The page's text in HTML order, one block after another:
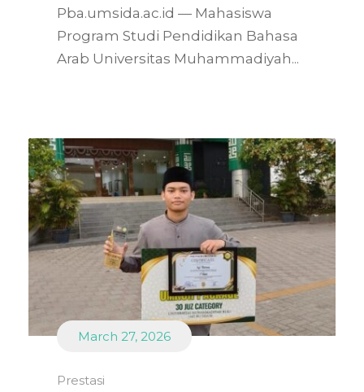
Pba.umsida.ac.id — Mahasiswa
Program Studi Pendidikan Bahasa
Arab Universitas Muhammadiyah...
March 27, 2026
Prestasi